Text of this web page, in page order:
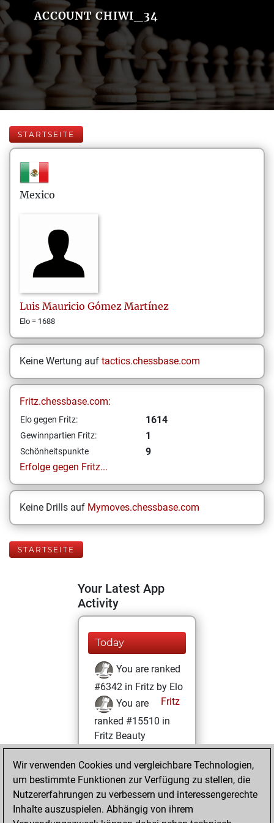
ACCOUNT CHIWI_34
STARTSEITE
Mexico
Luis Mauricio Gómez Martínez
Elo = 1688
Keine Wertung auf tactics.chessbase.com
Fritz.chessbase.com:
Elo gegen Fritz: 1614
Gewinnpartien Fritz: 1
Schönheitspunkte
9
Erfolge gegen Fritz...
Keine Drills auf Mymoves.chessbase.com
STARTSEITE
Your Latest App
Activity
Today
You are ranked
#6342 in Fritz by Elo
Fritz
You are
ranked #15510 in
Fritz Beauty
Donnerstag, März
6, 2025
You won
against Fritz
Fritz
Wir verwenden Cookies und vergleichbare Technologien,
um bestimmte Funktionen zur Verfügung zu stellen, die
Nutzererfahrungen zu verbessern und interessengerechte
Inhalte auszuspielen. Abhängig von ihrem